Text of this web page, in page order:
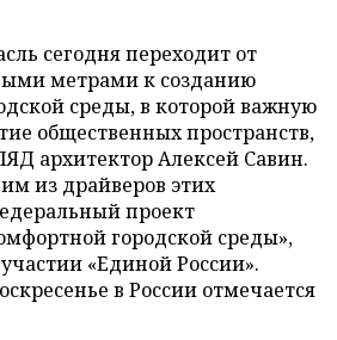
сегодня переходит от
метрами к созданию
среды, в которой важную
общественных пространств,
архитектор Алексей Савин.
из драйверов этих
проект
городской среды»,
«Единой России».
в России отмечается